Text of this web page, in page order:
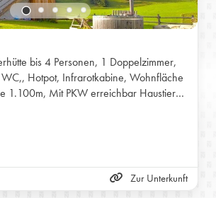
bis 4 Personen, 1 Doppelzimmer,
Hotpot, Infrarotkabine, Wohnfläche
1.100m, Mit PKW erreichbar Haustiere
Zur Unterkunft